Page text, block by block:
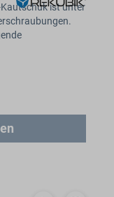
Kautschuk ist unter